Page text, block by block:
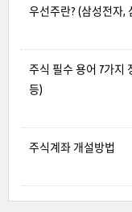
우선주란? (삼성전자,
주식 필수 용어 7가지
등)
주식계좌 개설방법